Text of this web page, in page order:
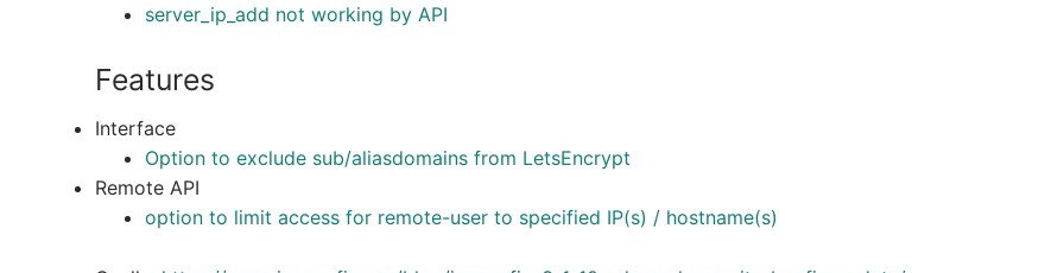
server_ip_add not working by API
Features
Interface
Option to exclude sub/aliasdomains from LetsEncrypt
Remote API
option to limit access for remote-user to specified IP(s) / hostname(s)